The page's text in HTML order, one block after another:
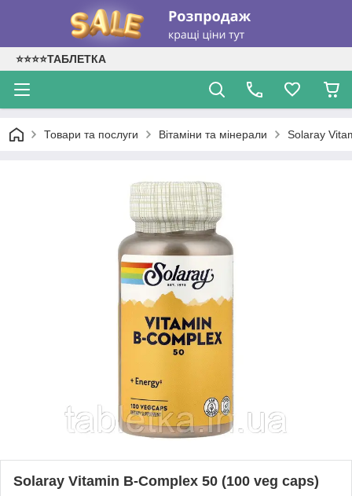
⭐⭐⭐⭐ТАБЛЕТКА
Товари та послуги Вітаміни та мінерали Solaray
Solaray Vitamin B-Complex 50 (100 veg caps)